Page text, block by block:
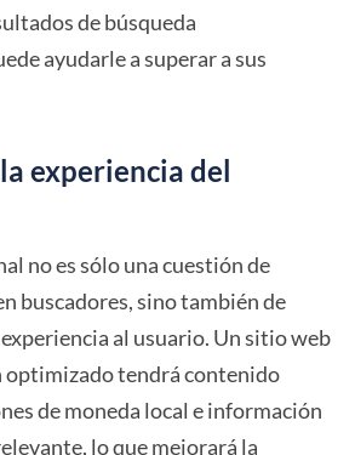
de búsqueda
ayudarle a superar a sus
experiencia del
no es sólo una cuestión de
buscadores, sino también de
al usuario. Un sitio web
tendrá contenido
de moneda local e información
lo que mejorará la